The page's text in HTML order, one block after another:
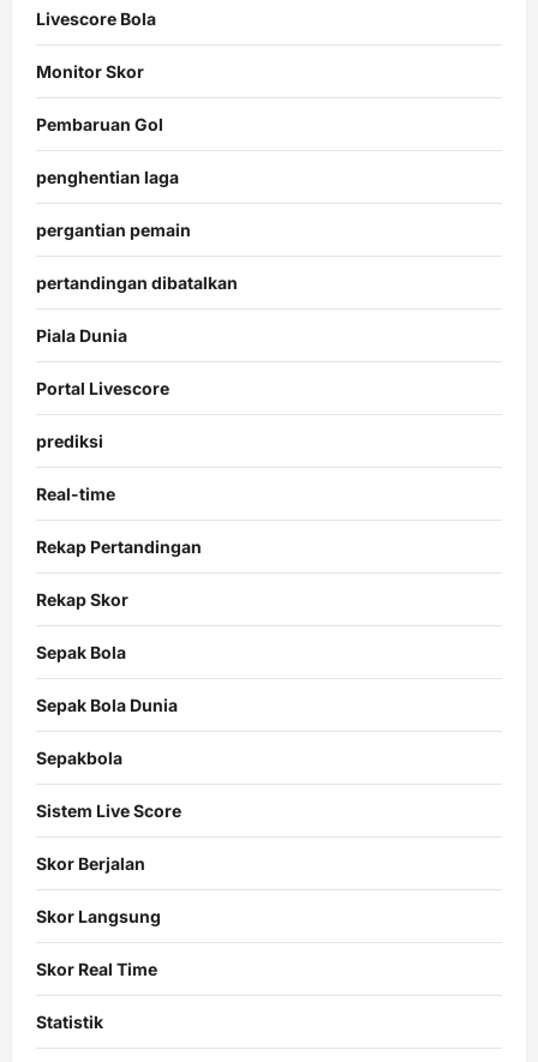
Livescore Bola
Monitor Skor
Pembaruan Gol
penghentian laga
pergantian pemain
pertandingan dibatalkan
Piala Dunia
Portal Livescore
prediksi
Real-time
Rekap Pertandingan
Rekap Skor
Sepak Bola
Sepak Bola Dunia
Sepakbola
Sistem Live Score
Skor Berjalan
Skor Langsung
Skor Real Time
Statistik